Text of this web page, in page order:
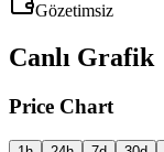
Gözetimsiz
Canlı Grafik
Price Chart